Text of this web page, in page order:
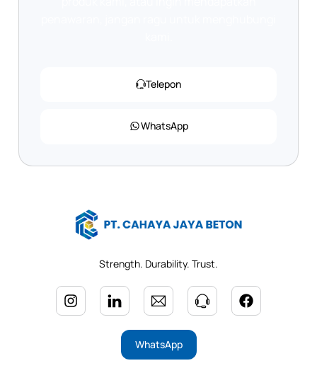
Telepon
WhatsApp
Strength. Durability. Trust.
WhatsApp